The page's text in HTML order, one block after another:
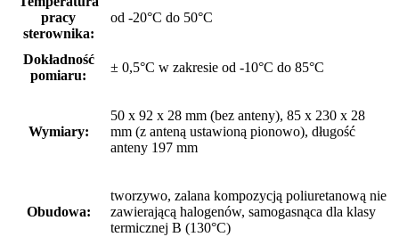
pracy
sterownika:
od -20°C do 50°C
Dokładność
pomiaru:
± 0,5°C w zakresie od -10°C do 85°C
Wymiary:
50 x 92 x 28 mm (bez anteny), 85 x 230 x 28
mm (z anteną ustawioną pionowo), długość
anteny 197 mm
Obudowa:
tworzywo, zalana kompozycją poliuretanową nie
zawierającą halogenów, samogasnąca dla klasy
termicznej B (130°C)